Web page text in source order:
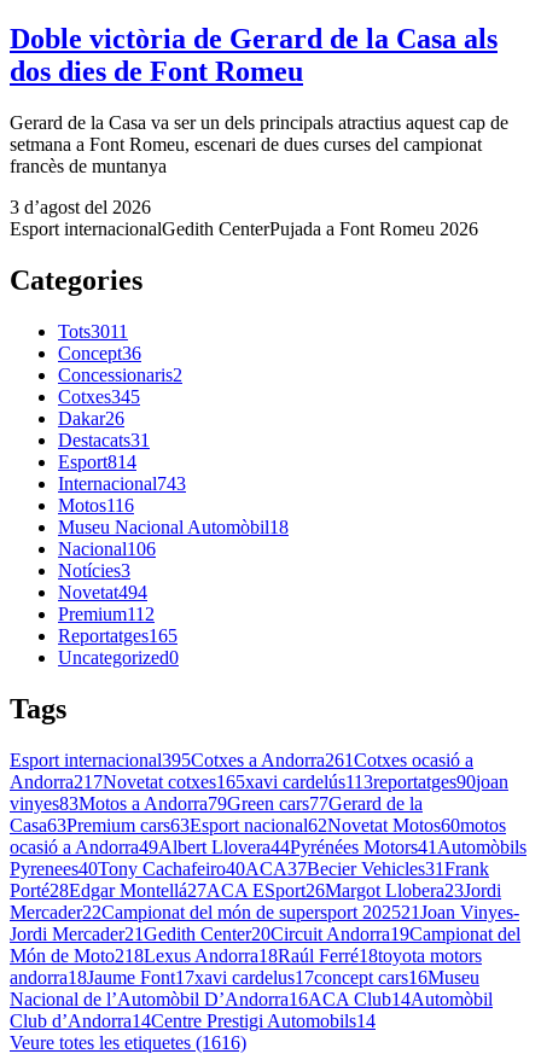
Doble victòria de Gerard de la Casa als
dos dies de Font Romeu
Gerard de la Casa va ser un dels principals atractius aquest cap de
setmana a Font Romeu, escenari de dues curses del campionat
francès de muntanya
3 d’agost del 2026
Esport internacionalGedith CenterPujada a Font Romeu 2026
Categories
Tots3011
Concept36
Concessionaris2
Cotxes345
Dakar26
Destacats31
Esport814
Internacional743
Motos116
Museu Nacional Automòbil18
Nacional106
Notícies3
Novetat494
Premium112
Reportatges165
Uncategorized0
Tags
Esport internacional395Cotxes a Andorra261Cotxes ocasió a
Andorra217Novetat cotxes165xavi cardelús113reportatges90joan
vinyes83Motos a Andorra79Green cars77Gerard de la
Casa63Premium cars63Esport nacional62Novetat Motos60motos
ocasió a Andorra49Albert Llovera44Pyrénées Motors41 Automòbils
Pyrenees40Tony Cachafeiro40ACA37Becier Vehicles31Frank
Porté28Edgar Montellá27ACA ESport26Margot Llobera23Jordi
Mercader22Campionat del món de supersport 202521Joan Vinyes-
Jordi Mercader21Gedith Center20Circuit Andorra19Campionat del
Món de Moto218Lexus Andorra18Raúl Ferré18toyota motors
andorra18Jaume Font17xavi cardelus17concept cars16Museu
Nacional de l’Automòbil D’Andorra16ACA Club14Automòbil
Club d’Andorra14Centre Prestigi Automobils14
Veure totes les etiquetes (1616)